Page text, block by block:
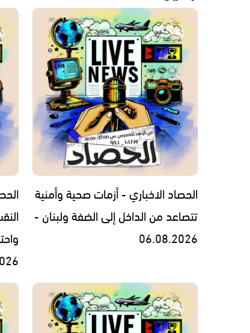
الحصاد الاخباري - أزمات صحية وأمنية
تتصاعد من الداخل إلى الضفة ولبنان -
06.08.2026